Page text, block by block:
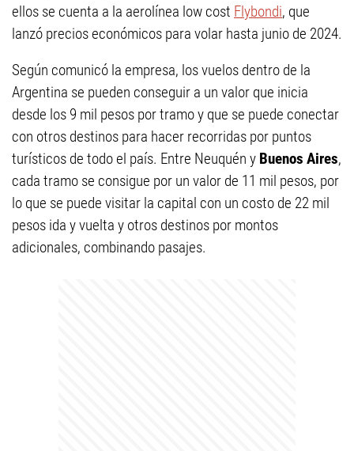
ellos se cuenta a la aerolínea low cost Flybondi, que
lanzó precios económicos para volar hasta junio de 2024.
Según comunicó la empresa, los vuelos dentro de la
Argentina se pueden conseguir a un valor que inicia
desde los 9 mil pesos por tramo y que se puede conectar
con otros destinos para hacer recorridas por puntos
turísticos de todo el país. Entre Neuquén y Buenos Aires,
cada tramo se consigue por un valor de 11 mil pesos, por
lo que se puede visitar la capital con un costo de 22 mil
pesos ida y vuelta y otros destinos por montos
adicionales, combinando pasajes.